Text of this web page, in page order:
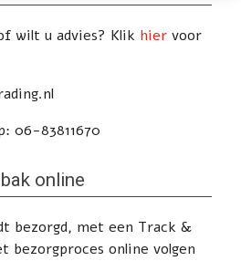
wilt u advies? Klik hier voor
06-83811670
online
bezorgd, met een Track &
bezorgproces online volgen